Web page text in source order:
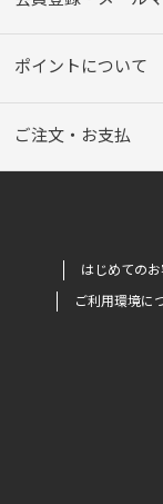
ポイントについて
ご注文・お支払
はじめてのお
ご利用環境に